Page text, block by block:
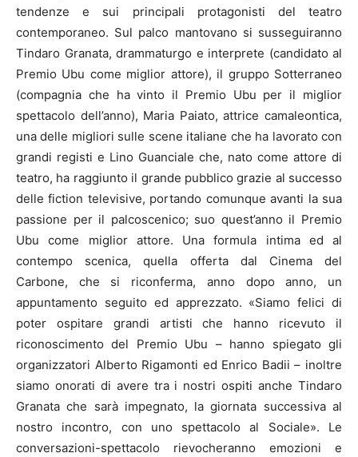
tendenze e sui principali protagonisti del teatro
contemporaneo. Sul palco mantovano si susseguiranno
Tindaro Granata, drammaturgo e interprete (candidato al
Premio Ubu come miglior attore), il gruppo Sotterraneo
(compagnia che ha vinto il Premio Ubu per il miglior
spettacolo dell’anno), Maria Paiato, attrice camaleontica,
una delle migliori sulle scene italiane che ha lavorato con
grandi registi e Lino Guanciale che, nato come attore di
teatro, ha raggiunto il grande pubblico grazie al successo
delle fiction televisive, portando comunque avanti la sua
passione per il palcoscenico; suo quest’anno il Premio
Ubu come miglior attore. Una formula intima ed al
contempo scenica, quella offerta dal Cinema del
Carbone, che si riconferma, anno dopo anno, un
appuntamento seguito ed apprezzato. «Siamo felici di
poter ospitare grandi artisti che hanno ricevuto il
riconoscimento del Premio Ubu – hanno spiegato gli
organizzatori Alberto Rigamonti ed Enrico Badii – inoltre
siamo onorati di avere tra i nostri ospiti anche Tindaro
Granata che sarà impegnato, la giornata successiva al
nostro incontro, con uno spettacolo al Sociale». Le
conversazioni-spettacolo rievocheranno emozioni e